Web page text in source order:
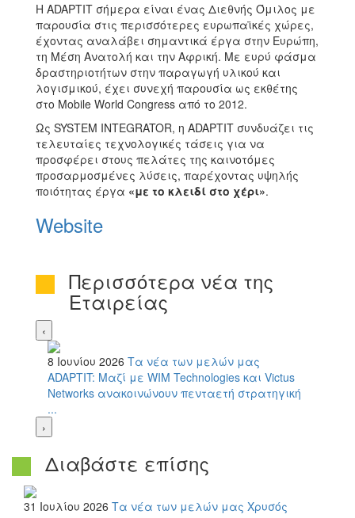
Η ADAPTIT σήμερα είναι ένας Διεθνής Όμιλος με
παρουσία στις περισσότερες ευρωπαϊκές χώρες,
έχοντας αναλάβει σημαντικά έργα στην Ευρώπη,
τη Μέση Ανατολή και την Αφρική. Με ευρύ φάσμα
δραστηριοτήτων στην παραγωγή υλικού και
λογισμικού, έχει συνεχή παρουσία ως εκθέτης
στο Mobile World Congress από το 2012.
Ως SYSTEM INTEGRATOR, η ADAPTIT συνδυάζει τις
τελευταίες τεχνολογικές τάσεις για να
προσφέρει στους πελάτες της καινοτόμες
προσαρμοσμένες λύσεις, παρέχοντας υψηλής
ποιότητας έργα «με το κλειδί στο χέρι».
Website
Περισσότερα νέα της
Εταιρείας
‹
8 Ιουνίου 2026 Τα νέα των μελών μας
ADAPTIT: Μαζί με WIM Technologies και Victus
Networks ανακοινώνουν πενταετή στρατηγική
...
›
Διαβάστε επίσης
31 Ιουλίου 2026 Τα νέα των μελών μας Χρυσός